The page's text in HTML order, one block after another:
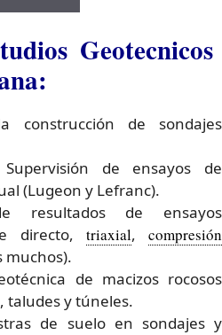
Geotecnicos
construcción de sondajes
de ensayos de
(Lugeon y Lefranc).
resultados de ensayos
directo, triaxial, compresión
muchos).
de macizos rocosos
taludes y túneles.
de suelo en sondajes y